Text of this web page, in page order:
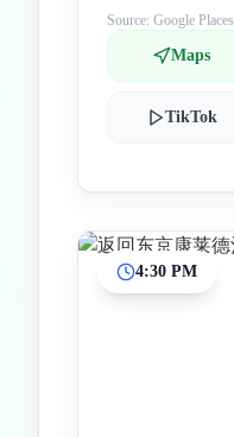
Source: Google Places
Maps
TikTok
4:30 PM